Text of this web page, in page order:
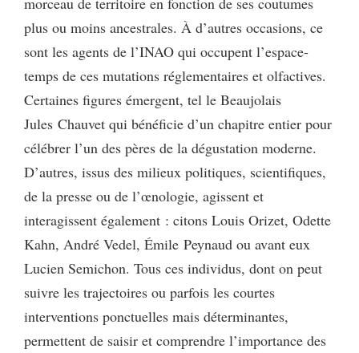
plus ou moins ancestrales. À d’autres occasions, ce
sont les agents de l’INAO qui occupent l’espace-
temps de ces mutations réglementaires et olfactives.
Certaines figures émergent, tel le Beaujolais
Jules Chauvet qui bénéficie d’un chapitre entier pour
célébrer l’un des pères de la dégustation moderne.
D’autres, issus des milieux politiques, scientifiques,
de la presse ou de l’œnologie, agissent et
interagissent également : citons Louis Orizet, Odette
Kahn, André Vedel, Émile Peynaud ou avant eux
Lucien Semichon. Tous ces individus, dont on peut
suivre les trajectoires ou parfois les courtes
interventions ponctuelles mais déterminantes,
permettent de saisir et comprendre l’importance des